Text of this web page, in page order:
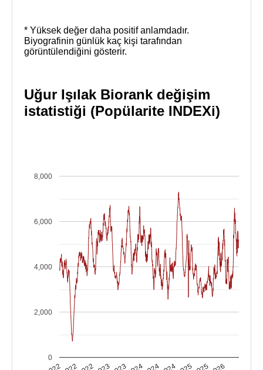
* Yüksek değer daha positif anlamdadır.
Biyografinin günlük kaç kişi tarafından
görüntülendiğini gösterir.
Uğur Işılak Biorank değişim
istatistiği (Popülarite INDEXi)
0
2,000
4,000
6,000
8,000